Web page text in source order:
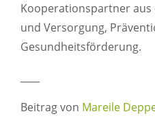
Kooperationspartner aus
und Versorgung,
Gesundheitsförderung.
Beitrag von Mareile